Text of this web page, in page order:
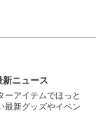
新ニュース
ーアイテムでほっと
最新グッズやイベン